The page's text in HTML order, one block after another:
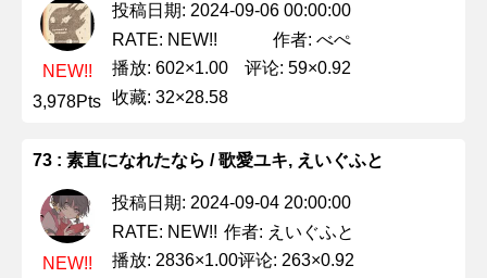
NEW!!
3,978Pts
投稿日期: 2024-09-06 00:00:00
RATE: NEW!!
作者: べぺ
播放: 602×1.00
评论: 59×0.92
收藏: 32×28.58
73 : 素直になれたなら / 歌愛ユキ, えいぐふと
NEW!!
投稿日期: 2024-09-04 20:00:00
RATE: NEW!! 作者: えいぐふと
播放: 2836×1.00评论: 263×0.92